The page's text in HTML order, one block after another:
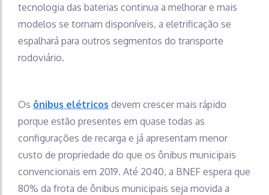
tecnologia das baterias continua a melhorar e mais
modelos se tornam disponíveis, a eletrificação se
espalhará para outros segmentos do transporte
rodoviário.
Os ônibus elétricos devem crescer mais rápido
porque estão presentes em quase todas as
configurações de recarga e já apresentam menor
custo de propriedade do que os ônibus municipais
convencionais em 2019. Até 2040, a BNEF espera que
80% da frota de ônibus municipais seja movida a